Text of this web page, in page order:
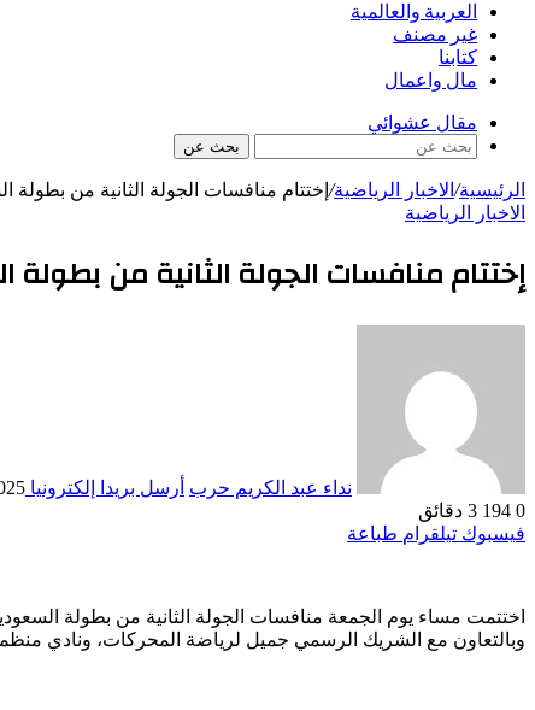
العربية والعالمية
غير مصنف
كتابنا
مال واعمال
مقال عشوائي
بحث عن
الرئيسية/ الاخبار الرياضية/ إختتام منافسات الجولة الثانية من بطولة
الاخبار الرياضية
إختتام منافسات الجولة الثانية من بطولة
نداء عبد الكريم حرب أرسل بريدا إلكترونيا
0
3 دقائق
فيسبوك تيلقرام طباعة
اختتمت مساء يوم الجمعة منافسات الجولة الثانية من بطولة
وبالتعاون مع الشريك الرسمي جميل لرياضة المحركات، ونادي